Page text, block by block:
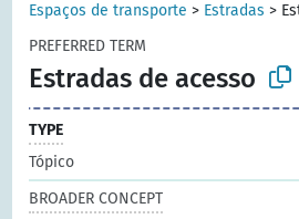
Espaços de transporte > Estradas >
PREFERRED TERM
Estradas de acesso
TYPE
Tópico
BROADER CONCEPT